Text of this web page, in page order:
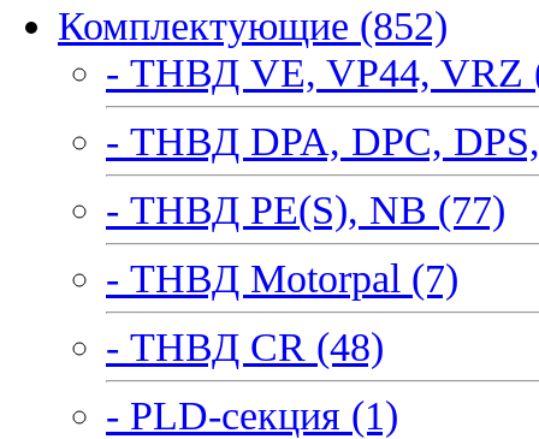
Комплектующие (852)
- ТНВД VE, VP44, VRZ
- ТНВД DPA, DPC,
- ТНВД PE(S), NB (77)
- ТНВД Motorpal (7)
- ТНВД CR (48)
- PLD-секция (1)